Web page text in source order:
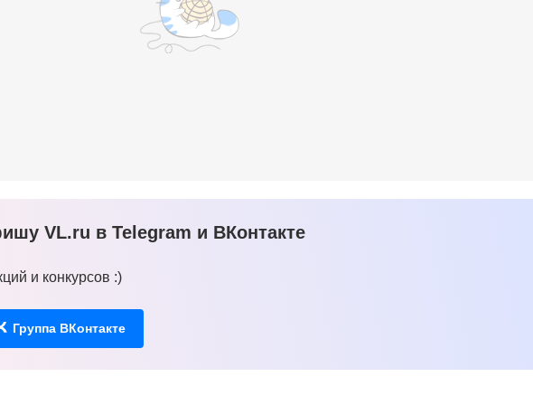
VL.ru в Telegram и ВКонтакте
и конкурсов :)
Группа ВКонтакте